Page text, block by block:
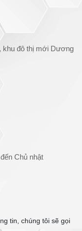
khu đô thị mới Dương
Chủ nhật
tin, chúng tôi sẽ gọi